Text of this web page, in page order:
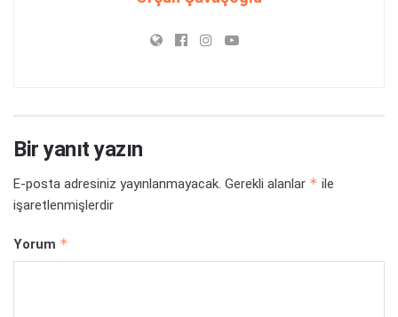
Bir yanıt yazın
E-posta adresiniz yayınlanmayacak. Gerekli alanlar * ile
işaretlenmişlerdir
Yorum *